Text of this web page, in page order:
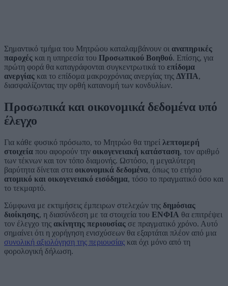
Σημαντικό τμήμα του Μητρώου καταλαμβάνουν οι αναπηρικές
παροχές και η υπηρεσία του Προσωπικού Βοηθού. Επίσης, για
πρώτη φορά θα καταγράφονται συγκεντρωτικά το επίδομα
ανεργίας και το επίδομα μακροχρόνιας ανεργίας της ΔΥΠΑ,
διασφαλίζοντας την ορθή κατανομή των κονδυλίων.
Προσωπικά και οικονομικά δεδομένα υπό
έλεγχο
Για κάθε φυσικό πρόσωπο, το Μητρώο θα τηρεί λεπτομερή
στοιχεία που αφορούν την οικογενειακή κατάσταση, τον αριθμό
των τέκνων και τον τόπο διαμονής. Ωστόσο, η μεγαλύτερη
βαρύτητα δίνεται στα οικονομικά δεδομένα, όπως το ετήσιο
ατομικό και οικογενειακό εισόδημα, τόσο το πραγματικό όσο και
το τεκμαρτό.
Σύμφωνα με εκτιμήσεις έμπειρων στελεχών της δημόσιας
διοίκησης, η διασύνδεση με τα στοιχεία του ΕΝΦΙΑ θα επιτρέψει
τον έλεγχο της ακίνητης περιουσίας σε πραγματικό χρόνο. Αυτό
σημαίνει ότι η χορήγηση ενισχύσεων θα εξαρτάται πλέον από μια
συνολική αξιολόγηση της περιουσίας και όχι μόνο από τη
φορολογική δήλωση.